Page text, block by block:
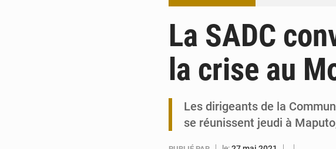
5 août 2026
5 août 2026
La SADC
la crise au
Les dirigeants de la
se réunissent jeudi à